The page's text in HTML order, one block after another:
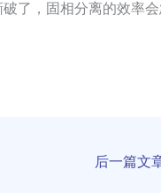
了，固相分离的效率
后一篇文